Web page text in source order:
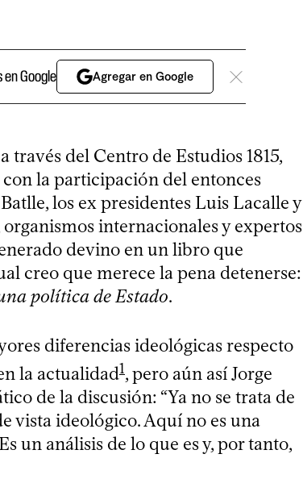
Google Agregar en Google
través del Centro de Estudios 1815,
la participación del entonces
los ex presidentes Luis Lacalle y
internacionales y expertos
devino en un libro que
creo que merece la pena detenerse:
política de Estado.
diferencias ideológicas respecto
la actualidad1, pero aún así Jorge
de la discusión: “Ya no se trata de
vista ideológico. Aquí no es una
un análisis de lo que es y, por tanto,